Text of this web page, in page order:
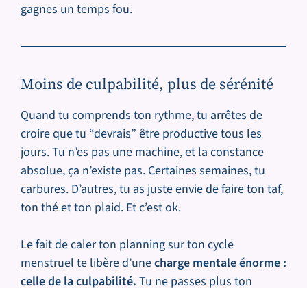
gagnes un temps fou.
Moins de culpabilité, plus de sérénité
Quand tu comprends ton rythme, tu arrêtes de
croire que tu “devrais” être productive tous les
jours. Tu n’es pas une machine, et la constance
absolue, ça n’existe pas. Certaines semaines, tu
carbures. D’autres, tu as juste envie de faire ton taf,
ton thé et ton plaid. Et c’est ok.
Le fait de caler ton planning sur ton cycle
menstruel te libère d’unecharge mentale énorme :
celle de la culpabilité. Tu ne passes plus ton